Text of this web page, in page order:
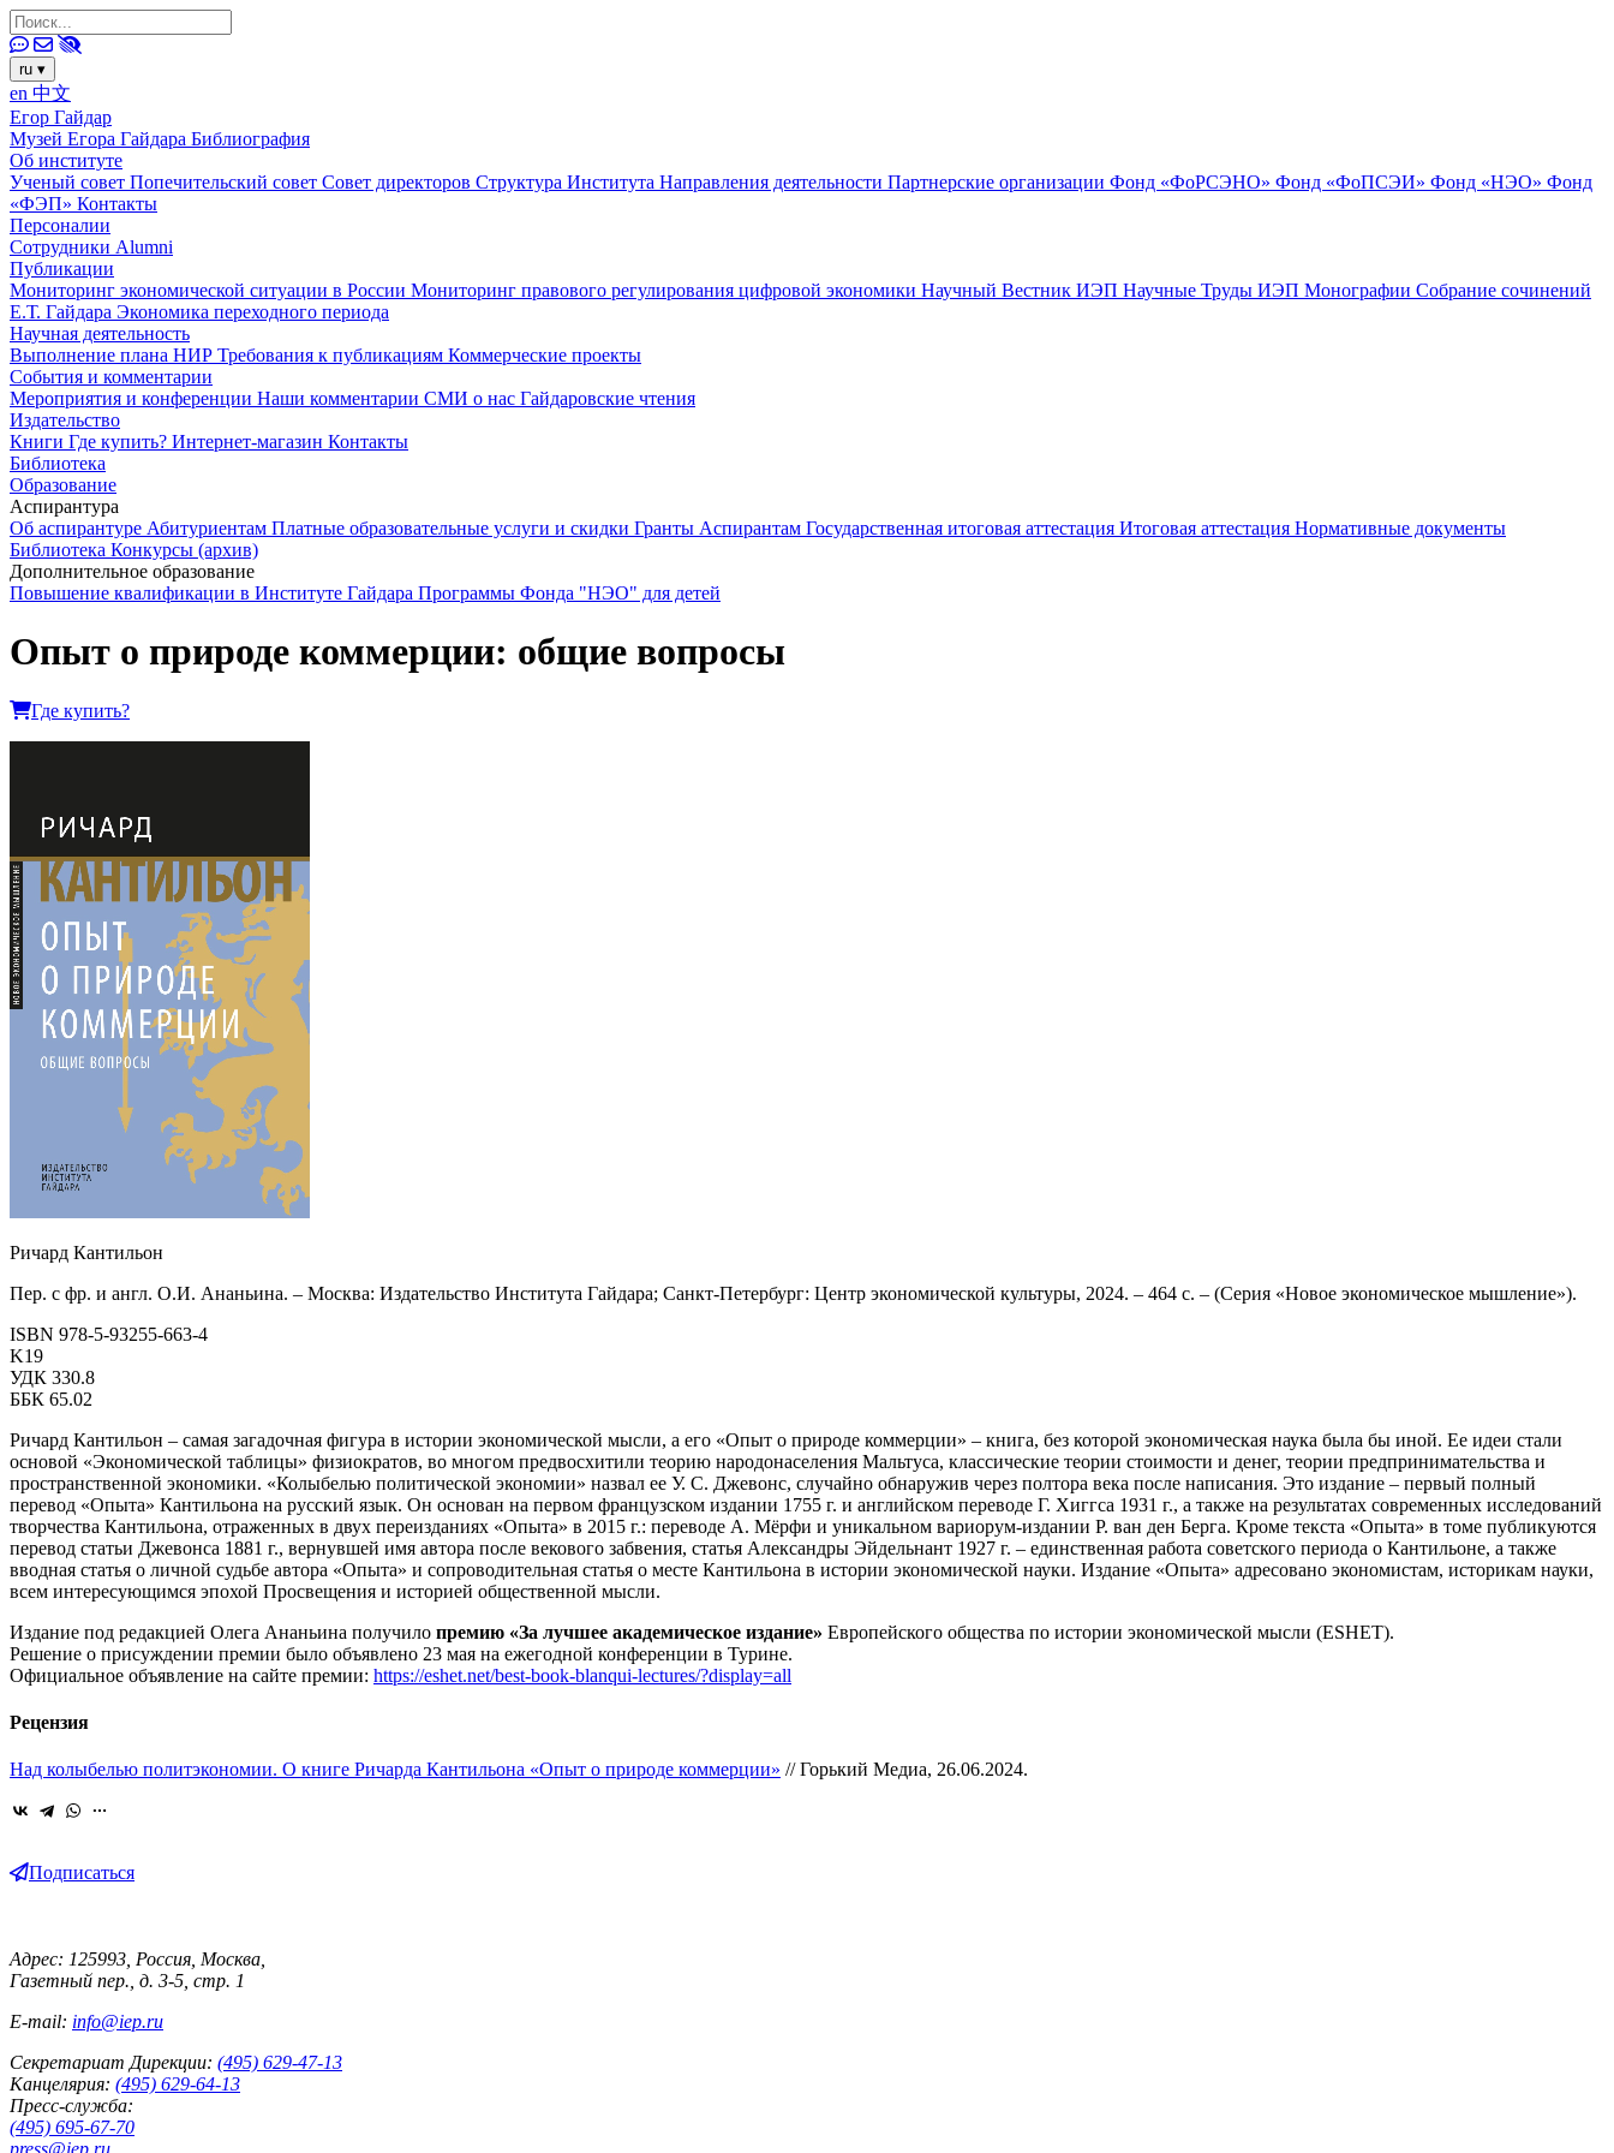
ru ▾
en 中文
Егор Гайдар
Музей Егора Гайдара Библиография
Об институте
Ученый совет Попечительский совет Совет директоров Структура Института Направления деятельности Партнерские организации Фонд «ФоРСЭНО» Фонд «ФоПСЭИ» Фонд «НЭО» Фонд
«ФЭП» Контакты
Персоналии
Сотрудники Alumni
Публикации
Мониторинг экономической ситуации в России Мониторинг правового регулирования цифровой экономики Научный Вестник ИЭП Научные Труды ИЭП Монографии Собрание сочинений
Е.Т. Гайдара Экономика переходного периода
Научная деятельность
Выполнение плана НИР Требования к публикациям Коммерческие проекты
События и комментарии
Мероприятия и конференции Наши комментарии СМИ о нас Гайдаровские чтения
Издательство
Книги Где купить? Интернет-магазин Контакты
Библиотека
Образование
Аспирантура
Об аспирантуре Абитуриентам Платные образовательные услуги и скидки Гранты Аспирантам Государственная итоговая аттестация Итоговая аттестация Нормативные документы
Библиотека Конкурсы (архив)
Дополнительное образование
Повышение квалификации в Институте Гайдара Программы Фонда "НЭО" для детей
Опыт о природе коммерции: общие вопросы
Где купить?
Ричард Кантильон
Пер. с фр. и англ. О.И. Ананьина. – Москва: Издательство Института Гайдара; Санкт-Петербург: Центр экономической культуры, 2024. – 464 с. – (Серия «Новое экономическое мышление»).
ISBN 978‑5‑93255‑663-4
K19
УДК 330.8
ББК 65.02
Ричард Кантильон – самая загадочная фигура в истории экономической мысли, а его «Опыт о природе коммерции» – книга, без которой экономическая наука была бы иной. Ее идеи стали
основой «Экономической таблицы» физиократов, во многом предвосхитили теорию народонаселения Мальтуса, классические теории стоимости и денег, теории предпринимательства и
пространственной экономики. «Колыбелью политической экономии» назвал ее У. С. Джевонс, случайно обнаружив через полтора века после написания. Это издание – первый полный
перевод «Опыта» Кантильона на русский язык. Он основан на первом французском издании 1755 г. и английском переводе Г. Хиггса 1931 г., а также на результатах современных исследований
творчества Кантильона, отраженных в двух переизданиях «Опыта» в 2015 г.: переводе А. Мёрфи и уникальном вариорум-издании Р. ван ден Берга. Кроме текста «Опыта» в томе публикуются
перевод статьи Джевонса 1881 г., вернувшей имя автора после векового забвения, статья Александры Эйдельнант 1927 г. – единственная работа советского периода о Кантильоне, а также
вводная статья о личной судьбе автора «Опыта» и сопроводительная статья о месте Кантильона в истории экономической науки. Издание «Опыта» адресовано экономистам, историкам науки,
всем интересующимся эпохой Просвещения и историей общественной мысли.
Издание под редакцией Олега Ананьина получило премию «За лучшее академическое издание» Европейского общества по истории экономической мысли (ESHET).
Решение о присуждении премии было объявлено 23 мая на ежегодной конференции в Турине.
Официальное объявление на сайте премии: https://eshet.net/best-book-blanqui-lectures/?display=all
Рецензия
Над колыбелью политэкономии. О книге Ричарда Кантильона «Опыт о природе коммерции» // Горький Медиа, 26.06.2024.
Подписаться
Адрес: 125993, Россия, Москва,
Газетный пер., д. 3-5, стр. 1
E-mail: info@iep.ru
Секретариат Дирекции: (495) 629-47-13
Канцелярия: (495) 629-64-13
Пресс-служба:
(495) 695-67-70